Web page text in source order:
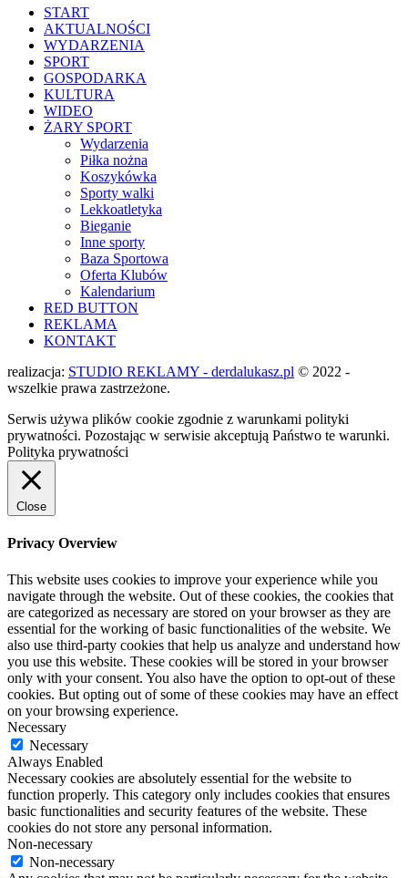
START
AKTUALNOŚCI
WYDARZENIA
SPORT
GOSPODARKA
KULTURA
WIDEO
ŻARY SPORT
Wydarzenia
Piłka nożna
Koszykówka
Sporty walki
Lekkoatletyka
Bieganie
Inne sporty
Baza Sportowa
Oferta Klubów
Kalendarium
RED BUTTON
REKLAMA
KONTAKT
realizacja: STUDIO REKLAMY - derdalukasz.pl © 2022 -
wszelkie prawa zastrzeżone.
Serwis używa plików cookie zgodnie z warunkami polityki
prywatności. Pozostając w serwisie akceptują Państwo te warunki.
Polityka prywatności
Close
Privacy Overview
This website uses cookies to improve your experience while you
navigate through the website. Out of these cookies, the cookies that
are categorized as necessary are stored on your browser as they are
essential for the working of basic functionalities of the website. We
also use third-party cookies that help us analyze and understand how
you use this website. These cookies will be stored in your browser
only with your consent. You also have the option to opt-out of these
cookies. But opting out of some of these cookies may have an effect
on your browsing experience.
Necessary
Necessary
Always Enabled
Necessary cookies are absolutely essential for the website to
function properly. This category only includes cookies that ensures
basic functionalities and security features of the website. These
cookies do not store any personal information.
Non-necessary
Non-necessary